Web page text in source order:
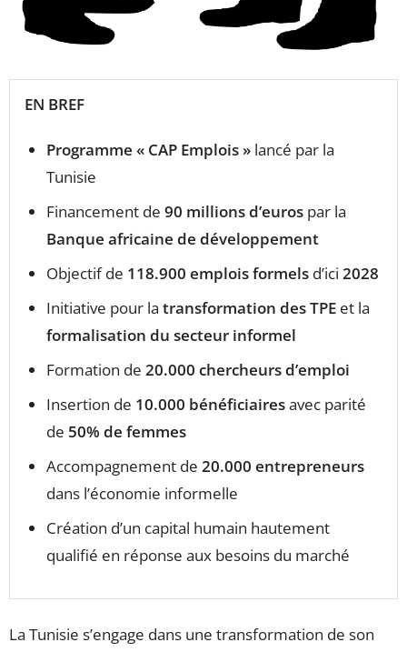
EN BREF
Programme « CAP Emplois » lancé par la
Tunisie
Financement de 90 millions d’euros par la
Banque africaine de développement
Objectif de 118.900 emplois formels d’ici 2028
Initiative pour la transformation des TPE et la
formalisation du secteur informel
Formation de 20.000 chercheurs d’emploi
Insertion de 10.000 bénéficiairesavec parité
de 50% de femmes
Accompagnement de 20.000 entrepreneurs
dans l’économie informelle
Création d’un capital humain hautement
qualifié en réponse aux besoins du marché
La Tunisie s’engage dans une transformation de son